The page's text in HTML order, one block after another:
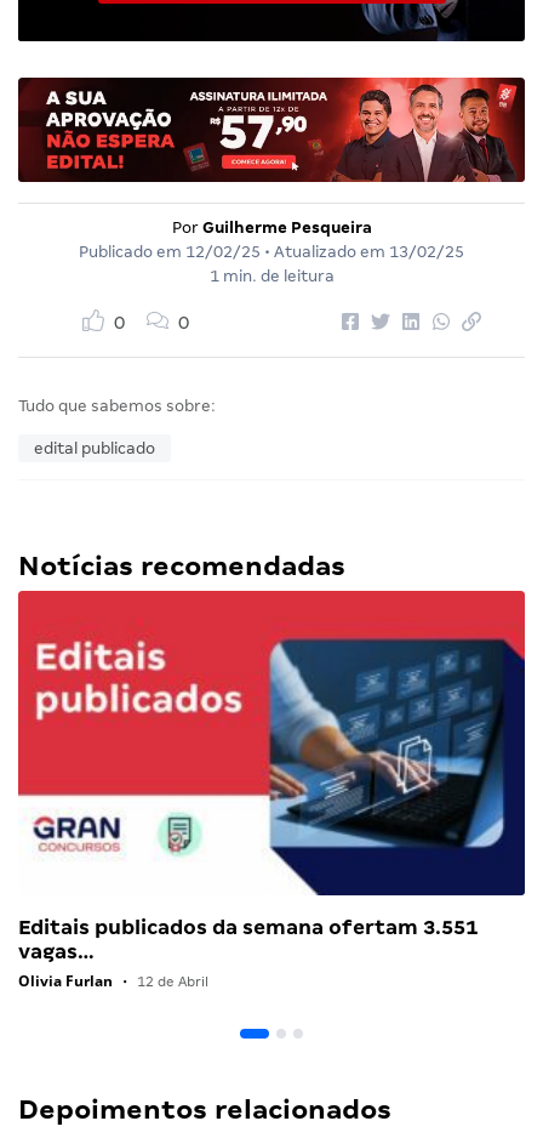
Por Guilherme Pesqueira
Publicado em 12/02/25 • Atualizado em 13/02/25
1 min. de leitura
0 0
Tudo que sabemos sobre:
edital publicado
Notícias recomendadas
Editais publicados da semana ofertam 3.551
vagas…
Olivia Furlan • 12 de Abril
Depoimentos relacionados